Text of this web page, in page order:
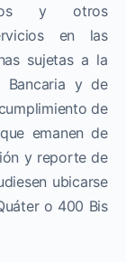
y otros
en las
sujetas a la
Bancaria y de
de
emanen de
y reporte de
ubicarse
o 400 Bis